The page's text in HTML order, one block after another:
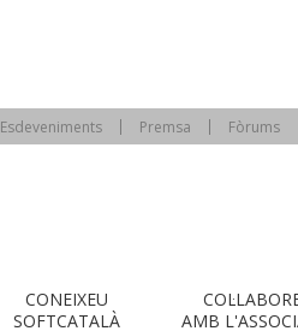
Esdeveniments Premsa Fòrums
CONEIXEU
SOFTCATALÀ
AMB